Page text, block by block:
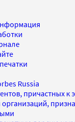
Russia
причастных к
организаций,